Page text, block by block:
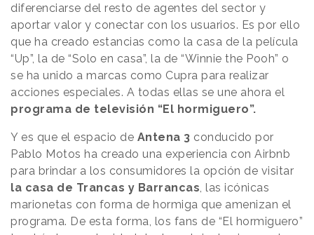
diferenciarse del resto de agentes del sector y
aportar valor y conectar con los usuarios. Es por ello
que ha creado estancias como la casa de la película
“Up”, la de “Solo en casa”, la de “Winnie the Pooh” o
se ha unido a marcas como Cupra para realizar
acciones especiales. A todas ellas se une ahora el
programa de televisión “El hormiguero”.
Y es que el espacio de Antena 3 conducido por
Pablo Motos ha creado una experiencia con Airbnb
para brindar a los consumidores la opción de visitar
la casa de Trancas y Barrancas , las icónicas
marionetas con forma de hormiga que amenizan el
programa. De esta forma, los fans de “El hormiguero”